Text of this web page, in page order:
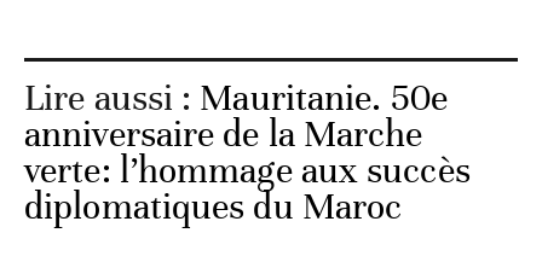
Lire aussi : Mauritanie. 50e
anniversaire de la Marche
verte: l’hommage aux succès
diplomatiques du Maroc